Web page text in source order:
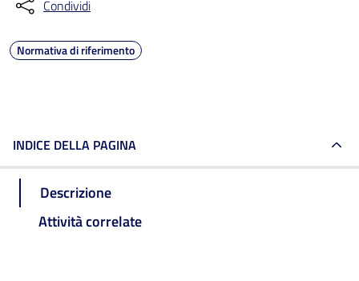
Condividi
Normativa di riferimento
INDICE DELLA PAGINA
Descrizione
Attività correlate